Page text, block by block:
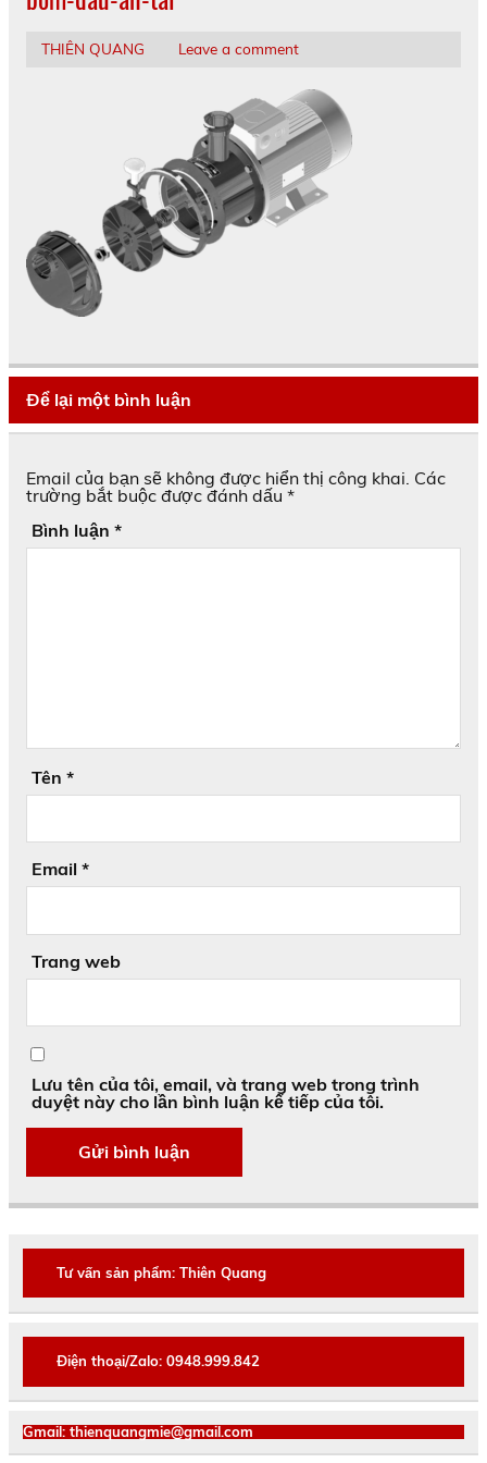
THIÊN QUANG Leave a comment
Để lại một bình luận
Email của bạn sẽ không được hiển thị công khai. Các
trường bắt buộc được đánh dấu *
Bình luận *
Tên *
Email *
Trang web
Lưu tên của tôi, email, và trang web trong trình
duyệt này cho lần bình luận kế tiếp của tôi.
Tư vấn sản phẩm: Thiên Quang
Điện thoại/Zalo: 0948.999.842
Gmail: thienquangmie@gmail.com